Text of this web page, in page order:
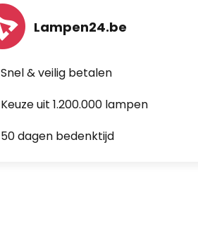
Lampen24.be
Snel & veilig betalen
Keuze uit 1.200.000 lampen
50 dagen bedenktijd